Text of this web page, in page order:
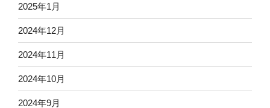
2025年1月
2024年12月
2024年11月
2024年10月
2024年9月